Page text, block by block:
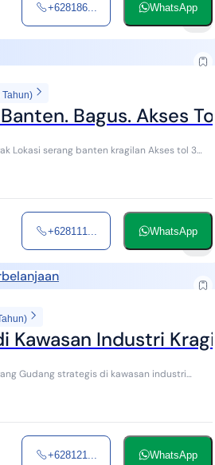
+628186... WhatsApp
Tahun)
Bagus. Akses Tol
+628111... WhatsApp
Industri
+628121... WhatsApp